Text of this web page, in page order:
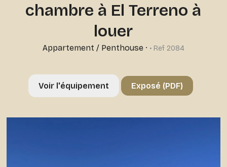
chambre à El Terreno à
louer
Appartement / Penthouse· • Ref 2084
Voir l'équipement Exposé (PDF)